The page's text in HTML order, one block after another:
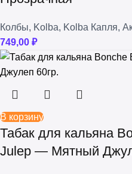
Колбы, Kolba, Kolba Капля,
749,00 ₽
В корзину
Табак для кальяна
Julep — Мятный